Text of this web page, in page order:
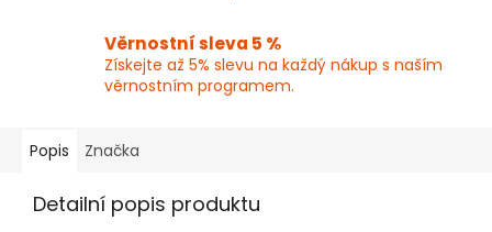
Věrnostní sleva 5 %
Získejte až 5% slevu na každý nákup s naším
věrnostním programem.
Popis Značka
Detailní popis produktu